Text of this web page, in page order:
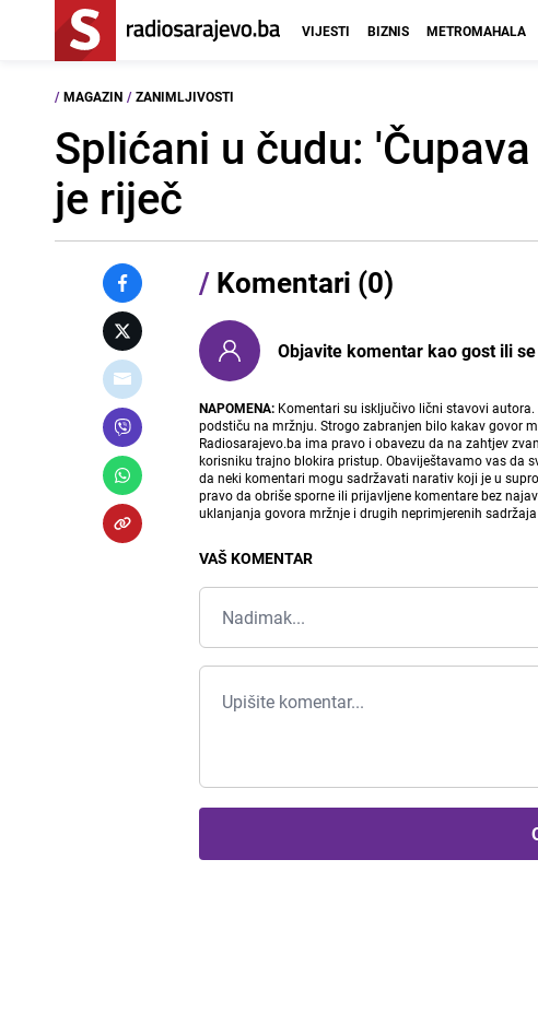
VIJESTI BIZNIS METROMAHALA
/ MAGAZIN / ZANIMLJIVOSTI
Splićani u čudu:
je riječ
/ Komentari (0)
Objavite komentar kao gost ili
NAPOMENA: Komentari su isključivo lični stavovi
podstiču na mržnju. Strogo zabranjen bilo kakav govor
Radiosarajevo.ba ima pravo i obavezu da na zahtjev
korisniku trajno blokira pristup. Obaviještavamo vas da
da neki komentari mogu sadržavati narativ koji je u
pravo da obriše sporne ili prijavljene komentare bez
uklanjanja govora mržnje i drugih neprimjerenih
VAŠ KOMENTAR